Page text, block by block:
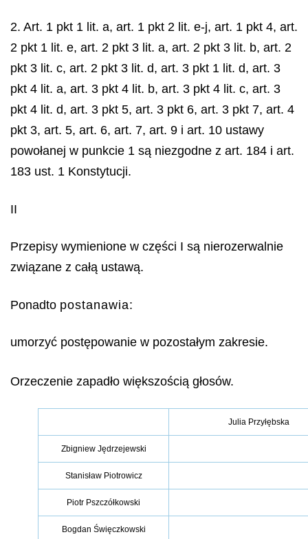
2. Art. 1 pkt 1 lit. a, art. 1 pkt 2 lit. e-j, art. 1 pkt 4, art.
2 pkt 1 lit. e, art. 2 pkt 3 lit. a, art. 2 pkt 3 lit. b, art. 2
pkt 3 lit. c, art. 2 pkt 3 lit. d, art. 3 pkt 1 lit. d, art. 3
pkt 4 lit. a, art. 3 pkt 4 lit. b, art. 3 pkt 4 lit. c, art. 3
pkt 4 lit. d, art. 3 pkt 5, art. 3 pkt 6, art. 3 pkt 7, art. 4
pkt 3, art. 5, art. 6, art. 7, art. 9 i art. 10 ustawy
powołanej w punkcie 1 są niezgodne z art. 184 i art.
183 ust. 1 Konstytucji.
II
Przepisy wymienione w części I są nierozerwalnie
związane z całą ustawą.
Ponadto postanawia:
umorzyć postępowanie w pozostałym zakresie.
Orzeczenie zapadło większością głosów.
Julia Przyłębska
Zbigniew Jędrzejewski
Stanisław Piotrowicz
Piotr Pszczółkowski
Bogdan Święczkowski